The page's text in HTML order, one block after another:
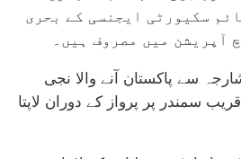
سکیورٹی ایجنسی کے بحری
آپریشن میں مصروف ہیں۔
سے پاکستان آنے والا نجی
سمندر پر پرواز کے دوران لاپتا